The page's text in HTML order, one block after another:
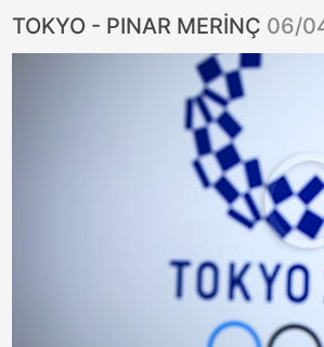
TOKYO - PINAR MERİNÇ 06/